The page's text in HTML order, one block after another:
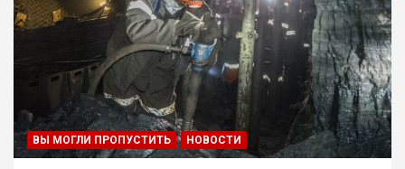
ВЫ МОГЛИ ПРОПУСТИТЬ НОВОСТИ